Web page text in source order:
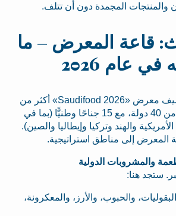
والمنتجات المجمدة دون أن تتلف.
قاعة المعرض – ما
عام 2026
من المتوقع أن يستضيف معرض «Saudifood 2026» أكثر من
650 عارضًا من أكثر من 40 دولة، مع 15 جناحًا وطنيًّا (بما في
والهند وتركيا وإيطاليا والصين).
المعرض إلى مناطق استراتيجية.
ستجد هنا:
البقوليات، والحبوب، والأرز، والمعكرونة،